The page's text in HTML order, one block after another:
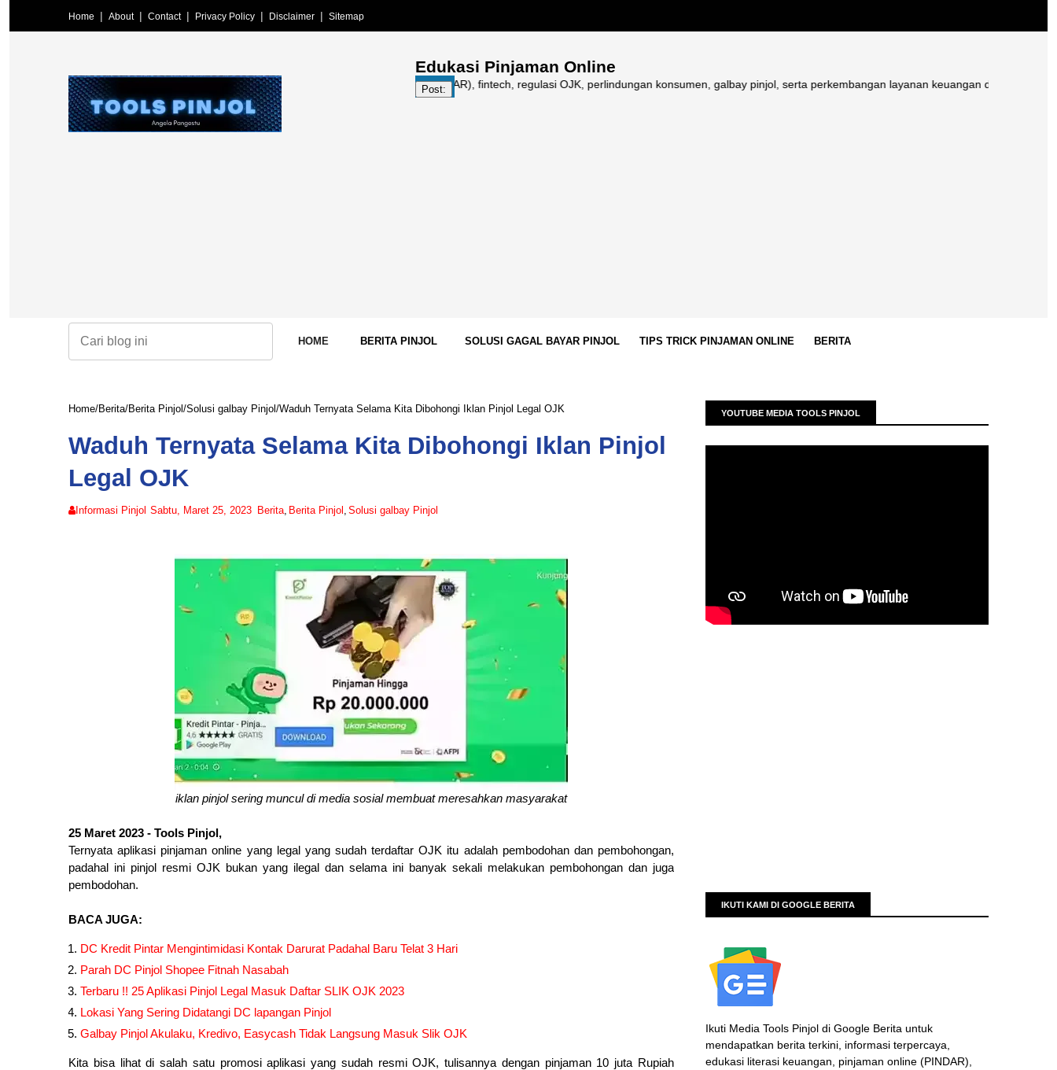
Home About Contact Privacy Policy Disclaimer Sitemap
Edukasi Pinjaman Online
Post:
informasi terpercaya, edukasi literasi keuangan, pinjaman online (PINDAR), fintech, regulasi OJK, perlindungan konsumen, galbay pinjol, serta perkembangan layanan keuangan digital di Indonesia.
HOME BERITA PINJOL SOLUSI GAGAL BAYAR PINJOL TIPS TRICK PINJAMAN ONLINE BERITA
Home/Berita/Berita Pinjol /Solusi galbay Pinjol /Waduh Ternyata Selama Kita Dibohongi Iklan Pinjol Legal OJK
Waduh Ternyata Selama Kita Dibohongi Iklan Pinjol
Legal OJK
Informasi Pinjol Sabtu, Maret 25, 2023 Berita, Berita Pinjol , Solusi galbay Pinjol
iklan pinjol sering muncul di media sosial membuat meresahkan masyarakat
25 Maret 2023 - Tools Pinjol,
Ternyata aplikasi pinjaman online yang legal yang sudah terdaftar OJK itu adalah pembodohan dan pembohongan,
padahal ini pinjol resmi OJK bukan yang ilegal dan selama ini banyak sekali melakukan pembohongan dan juga
pembodohan.
BACA JUGA:
DC Kredit Pintar Mengintimidasi Kontak Darurat Padahal Baru Telat 3 Hari
Parah DC Pinjol Shopee Fitnah Nasabah
Terbaru !! 25 Aplikasi Pinjol Legal Masuk Daftar SLIK OJK 2023
Lokasi Yang Sering Didatangi DC lapangan Pinjol
Galbay Pinjol Akulaku, Kredivo, Easycash Tidak Langsung Masuk Slik OJK
Kita bisa lihat di salah satu promosi aplikasi yang sudah resmi OJK, tulisannya dengan pinjaman 10 juta Rupiah
YOUTUBE MEDIA TOOLS PINJOL
IKUTI KAMI DI GOOGLE BERITA
Ikuti Media Tools Pinjol di Google Berita untuk
mendapatkan berita terkini, informasi terpercaya,
edukasi literasi keuangan, pinjaman online (PINDAR),